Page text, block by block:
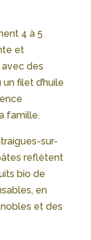
4 à 5
et
des
filet d’huile
famille.
sur-
reflètent
bio de
en
et des